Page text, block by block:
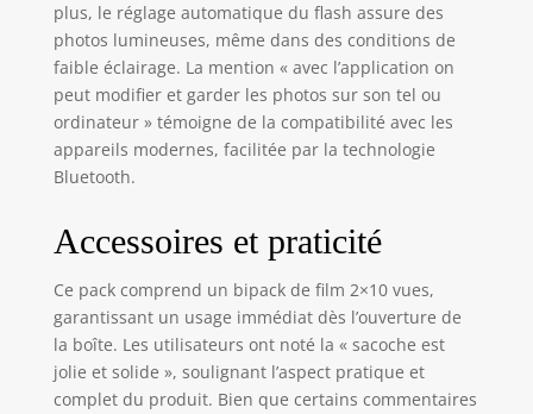
plus, le réglage automatique du flash assure des
photos lumineuses, même dans des conditions de
faible éclairage. La mention « avec l’application on
peut modifier et garder les photos sur son tel ou
ordinateur » témoigne de la compatibilité avec les
appareils modernes, facilitée par la technologie
Bluetooth.
Accessoires et praticité
Ce pack comprend un bipack de film 2×10 vues,
garantissant un usage immédiat dès l’ouverture de
la boîte. Les utilisateurs ont noté la « sacoche est
jolie et solide », soulignant l’aspect pratique et
complet du produit. Bien que certains commentaires